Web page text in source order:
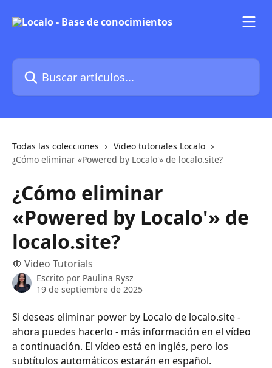
Buscar artículos...
Todas las colecciones
Video tutoriales Localo
¿Cómo eliminar «Powered by Localo'» de localo.site?
¿Cómo eliminar
«Powered by Localo'» de
localo.site?
🔘 Video Tutorials
Escrito por Paulina Rysz
19 de septiembre de 2025
Si deseas eliminar power by Localo de localo.site -
ahora puedes hacerlo - más información en el vídeo
a continuación. El vídeo está en inglés, pero los
subtítulos automáticos estarán en español.